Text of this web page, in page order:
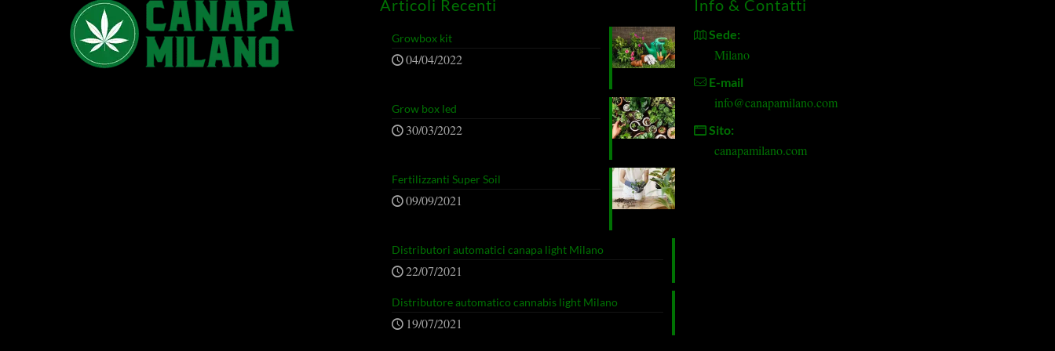
Articoli Recenti
Growbox kit
04/04/2022
Grow box led
30/03/2022
Fertilizzanti Super Soil
09/09/2021
Distributori automatici canapa light Milano
22/07/2021
Distributore automatico cannabis light Milano
19/07/2021
Info & Contatti
Sede:
Milano
E-mail
info@canapamilano.com
Sito:
canapamilano.com